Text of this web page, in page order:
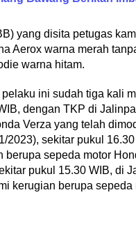
yang disita petugas
Aerox warna merah
warna hitam.
ini sudah tiga kali
dengan TKP di
Verza yang telah
2023), sekitar pukul
berupa sepeda motor
pukul 15.30 WIB, di
kerugian berupa